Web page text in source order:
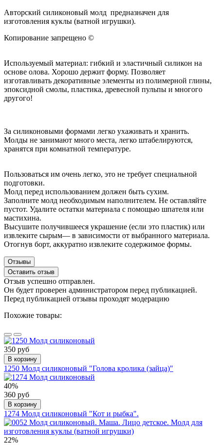
Авторский силиконовый молд предназначен для
изготовления куклы (ватной игрушки).
Копирование запрещено ©
Используемый материал: гибкий и эластичный силикон на
основе олова. Хорошо держит форму. Позволяет
изготавливать декоративные элементы из полимерной глины,
эпоксидной смолы, пластика, древесной пульпы и многого
другого!
За силиконовыми формами легко ухаживать и хранить.
Молды не занимают много места, легко штабелируются,
хранятся при комнатной температуре.
Пользоваться им очень легко, это не требует специальной
подготовки.
Молд перед использованием должен быть сухим.
Заполните молд необходимым наполнителем. Не оставляйте
пустот. Удалите остатки материала с помощью шпателя или
мастихина.
Высушите получившееся украшение (если это пластик) или
извлеките сырым— в зависимости от выбранного материала.
Отогнув борт, аккуратно извлеките содержимое формы.
Отзывы
Оставить отзыв
Отзыв успешно отправлен.
Он будет проверен администратором перед публикацией.
Перед публикацией отзывы проходят модерацию
Похожие товары:
350 руб
В корзину
1250 Молд силиконовый "Голова кролика (зайца)"
40%
360 руб
В корзину
1274 Молд силиконовый "Кот и рыбка".
22%